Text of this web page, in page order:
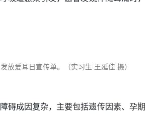
放爱耳日宣传单。（实习生 王延佳 摄）
碍成因复杂，主要包括遗传因素、孕期